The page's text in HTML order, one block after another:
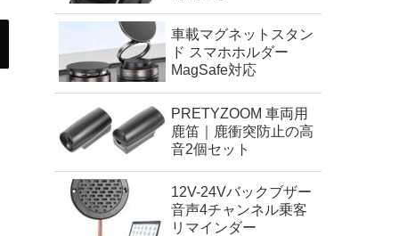
車載マグネットスタン
ド スマホホルダー
MagSafe対応
PRETYZOOM 車両用
鹿笛｜鹿衝突防止の高
音2個セット
12V-24Vバックブザー
音声4チャンネル乗客
リマインダー